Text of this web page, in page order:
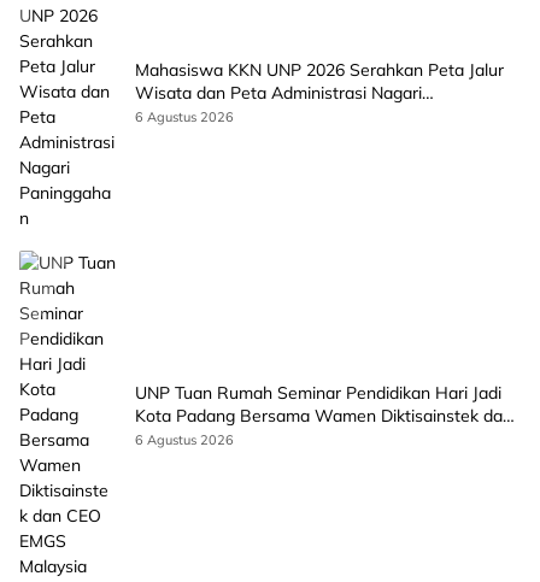
Mahasiswa KKN UNP 2026 Serahkan Peta Jalur
Wisata dan Peta Administrasi Nagari
Paninggahan
6 Agustus 2026
UNP Tuan Rumah Seminar Pendidikan Hari Jadi
Kota Padang Bersama Wamen Diktisainstek dan
CEO EMGS Malaysia
6 Agustus 2026